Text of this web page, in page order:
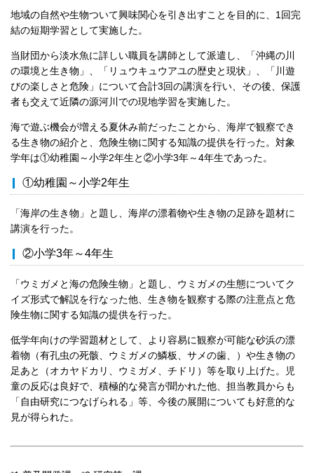
地域の自然や生物ついて興味関心を引き出すことを目的に、1回完
結の短期学習として実施した。
当財団から淡水魚に詳しい職員を講師として派遣し、「沖縄の川
の環境と生き物」、「リュウキュウアユの歴史と現状」、「川遊
びの楽しさと危険」について合計3回の講演を行い、その後、保護
者も交えて近隣の源河川での現地学習を実施した。
海で遊ぶ機会が増える夏休み前だったことから、海岸で観察でき
る生き物の紹介と、危険生物に関する知識の提供を行った。対象
学年は①幼稚園～小学2年生と②小学3年～4年生であった。
①幼稚園～小学2年生
「海岸の生き物」と題し、海岸の漂着物や生き物の足跡を題材に
講演を行った。
②小学3年～4年生
「ウミガメと海の危険生物」と題し、ウミガメの生態についてク
イズ形式で解説を行なった他、生き物を観察する際の注意点と危
険生物に関する知識の提供を行った。
低学年向けの学習題材として、より容易に観察が可能な砂浜の漂
着物（有孔虫の死骸、ウミガメの鱗板、サメの歯、）や生き物の
足あと（オカヤドカリ、ウミガメ、チドリ）等を取り上げた。児
童の反応は良好で、積極的な発言が聞かれた他、担当教員からも
「自由研究につなげられる」等、今後の展開についても好意的な
見が得られた。